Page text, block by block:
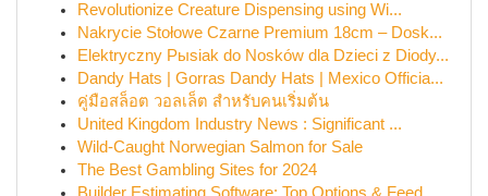
Revolutionize Creature Dispensing using Wi...
Nakrycie Stołowe Czarne Premium 18cm – Dosk...
Elektryczny Pыsiak do Nosków dla Dzieci z Diody...
Dandy Hats | Gorras Dandy Hats | Mexico Officia...
คู่มือสล็อต วอลเล็ต สำหรับคนเริ่มต้น
United Kingdom Industry News : Significant ...
Wild-Caught Norwegian Salmon for Sale
The Best Gambling Sites for 2024